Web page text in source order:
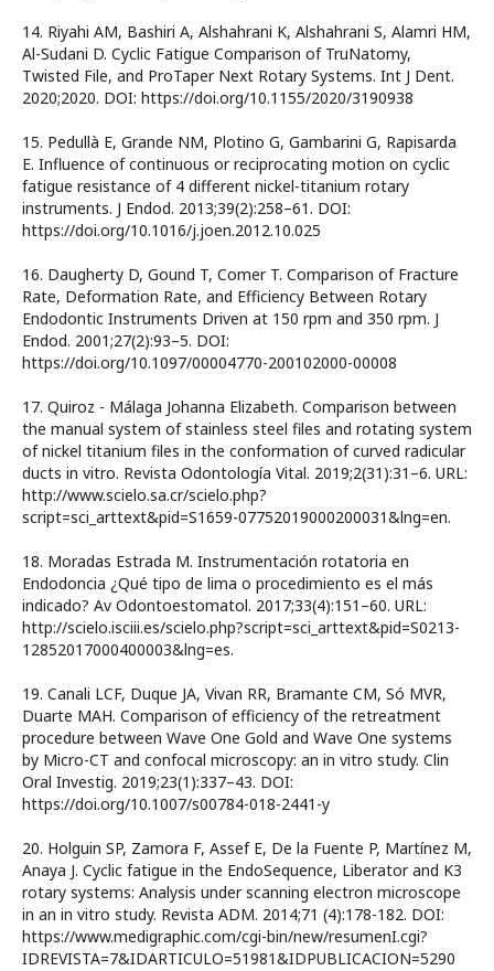
14. Riyahi AM, Bashiri A, Alshahrani K, Alshahrani S, Alamri HM,
Al-Sudani D. Cyclic Fatigue Comparison of TruNatomy,
Twisted File, and ProTaper Next Rotary Systems. Int J Dent.
2020;2020. DOI: https://doi.org/10.1155/2020/3190938
15. Pedullà E, Grande NM, Plotino G, Gambarini G, Rapisarda
E. Influence of continuous or reciprocating motion on cyclic
fatigue resistance of 4 different nickel-titanium rotary
instruments. J Endod. 2013;39(2):258–61. DOI:
https://doi.org/10.1016/j.joen.2012.10.025
16. Daugherty D, Gound T, Comer T. Comparison of Fracture
Rate, Deformation Rate, and Efficiency Between Rotary
Endodontic Instruments Driven at 150 rpm and 350 rpm. J
Endod. 2001;27(2):93–5. DOI:
https://doi.org/10.1097/00004770-200102000-00008
17. Quiroz - Málaga Johanna Elizabeth. Comparison between
the manual system of stainless steel files and rotating system
of nickel titanium files in the conformation of curved radicular
ducts in vitro. Revista Odontología Vital. 2019;2(31):31–6. URL:
http://www.scielo.sa.cr/scielo.php?
script=sci_arttext&pid=S1659-07752019000200031&lng=en.
18. Moradas Estrada M. Instrumentación rotatoria en
Endodoncia ¿Qué tipo de lima o procedimiento es el más
indicado? Av Odontoestomatol. 2017;33(4):151–60. URL:
http://scielo.isciii.es/scielo.php?script=sci_arttext&pid=S0213-
12852017000400003&lng=es.
19. Canali LCF, Duque JA, Vivan RR, Bramante CM, Só MVR,
Duarte MAH. Comparison of efficiency of the retreatment
procedure between Wave One Gold and Wave One systems
by Micro-CT and confocal microscopy: an in vitro study. Clin
Oral Investig. 2019;23(1):337–43. DOI:
https://doi.org/10.1007/s00784-018-2441-y
20. Holguin SP, Zamora F, Assef E, De la Fuente P, Martínez M,
Anaya J. Cyclic fatigue in the EndoSequence, Liberator and K3
rotary systems: Analysis under scanning electron microscope
in an in vitro study. Revista ADM. 2014;71 (4):178-182. DOI:
https://www.medigraphic.com/cgi-bin/new/resumenI.cgi?
IDREVISTA=7&IDARTICULO=51981&IDPUBLICACION=5290